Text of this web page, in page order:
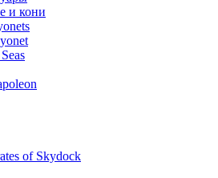
и кони
of Skydock